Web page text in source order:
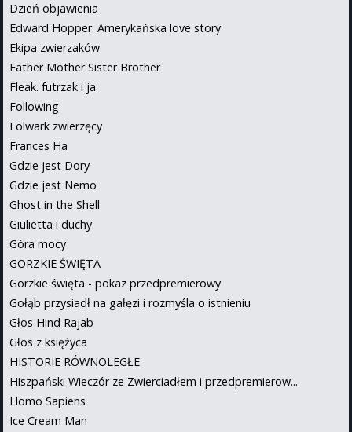
Dzień objawienia
Edward Hopper. Amerykańska love story
Ekipa zwierzaków
Father Mother Sister Brother
Fleak. futrzak i ja
Following
Folwark zwierzęcy
Frances Ha
Gdzie jest Dory
Gdzie jest Nemo
Ghost in the Shell
Giulietta i duchy
Góra mocy
GORZKIE ŚWIĘTA
Gorzkie święta - pokaz przedpremierowy
Gołąb przysiadł na gałęzi i rozmyśla o istnieniu
Głos Hind Rajab
Głos z księżyca
HISTORIE RÓWNOLEGŁE
Hiszpański Wieczór ze Zwierciadłem i przedpremierow...
Homo Sapiens
Ice Cream Man